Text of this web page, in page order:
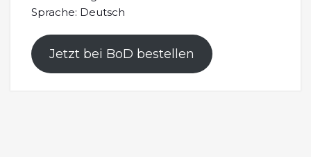
Sprache: Deutsch
Jetzt bei BoD bestellen